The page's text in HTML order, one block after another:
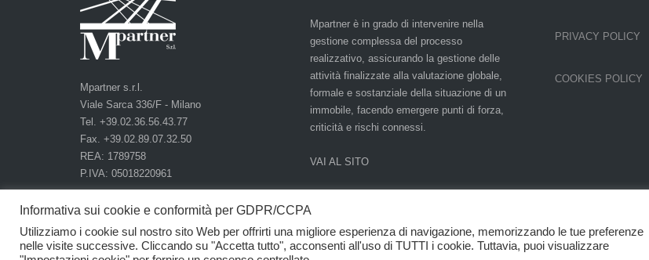
Mpartner s.r.l.
Viale Sarca 336/F - Milano
Tel. +39.02.36.56.43.77
Fax. +39.02.89.07.32.50
REA: 1789758
P.IVA: 05018220961
Mpartner è in grado di intervenire nella
gestione complessa del processo
realizzativo, assicurando la gestione delle
attività finalizzate alla valutazione globale,
formale e sostanziale della situazione di un
immobile, facendo emergere punti di forza,
criticità e rischi connessi.
VAI AL SITO
PRIVACY POLICY
COOKIES POLICY
Informativa sui cookie e conformità per GDPR/CCPA
Utilizziamo i cookie sul nostro sito Web per offrirti una migliore esperienza di navigazione, memorizzando le tue preferenze
nelle visite successive. Cliccando su "Accetta tutto", acconsenti all'uso di TUTTI i cookie. Tuttavia, puoi visualizzare